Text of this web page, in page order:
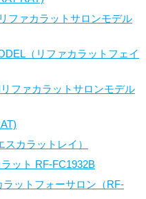
ファカラットサロンモデル
（リファカラットフェイ
ファカラットサロンモデル
カラットレイ）
ット RF-FC1932B
ラットフォーサロン（RF-